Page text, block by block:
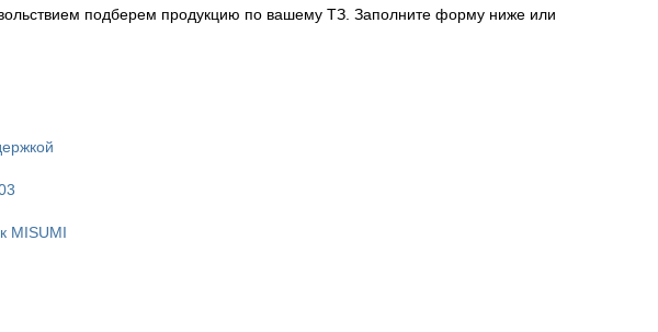
подберем продукцию по вашему ТЗ. Заполните форму ниже или
MISUMI